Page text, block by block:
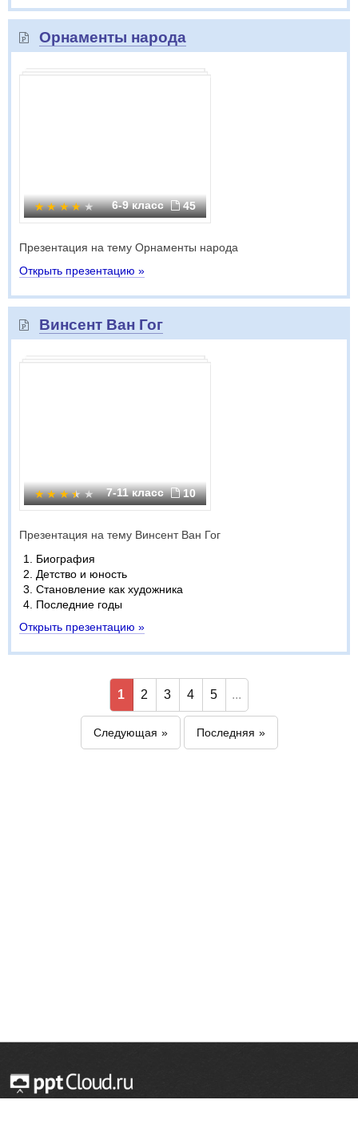
Орнаменты народа
6-9 класс 45
Презентация на тему Орнаменты народа
Открыть презентацию »
Винсент Ван Гог
7-11 класс 10
Презентация на тему Винсент Ван Гог
Биография
Детство и юность
Становление как художника
Последние годы
Открыть презентацию »
1 2 3 4 5 ...
Следующая Последняя